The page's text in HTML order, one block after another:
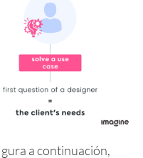
a continuación,